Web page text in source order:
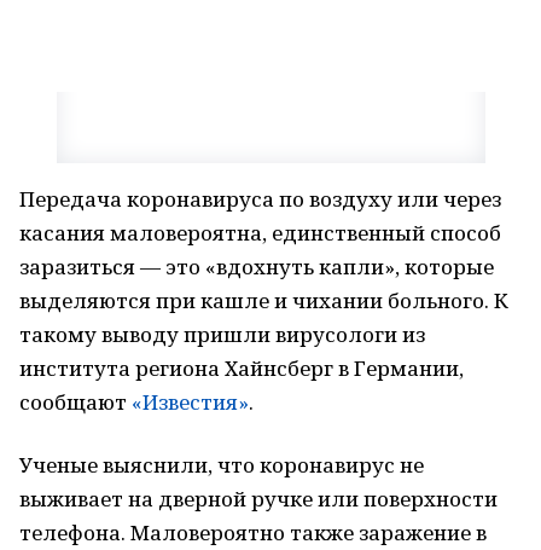
Передача коронавируса по воздуху или через
касания маловероятна, единственный способ
заразиться — это «вдохнуть капли», которые
выделяются при кашле и чихании больного. К
такому выводу пришли вирусологи из
института региона Хайнсберг в Германии,
сообщают «Известия».
Ученые выяснили, что коронавирус не
выживает на дверной ручке или поверхности
телефона. Маловероятно также заражение в